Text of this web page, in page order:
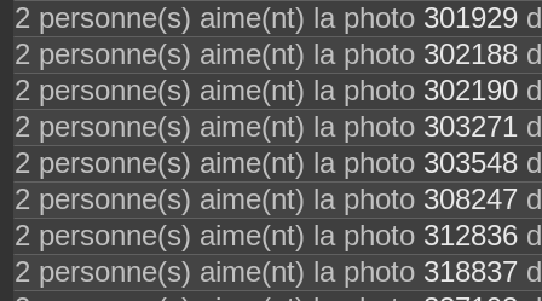
2 personne(s) aime(nt) la photo 301929
2 personne(s) aime(nt) la photo 302188
2 personne(s) aime(nt) la photo 302190
2 personne(s) aime(nt) la photo 303271
2 personne(s) aime(nt) la photo 303548
2 personne(s) aime(nt) la photo 308247
2 personne(s) aime(nt) la photo 312836
2 personne(s) aime(nt) la photo 318837